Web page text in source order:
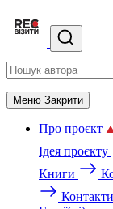
Меню Закрити
Про проєкт
Ідея проєкту
Книги
Контакти